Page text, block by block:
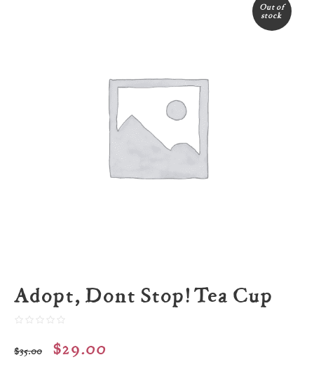
Sale!
Out of
stock
Adopt, Dont Stop! Tea Cup
$35.00 $29.00